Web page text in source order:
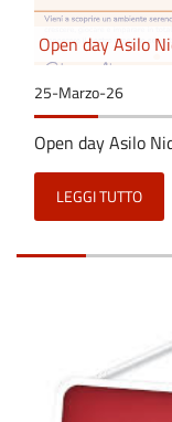
Open day Asilo
25-Marzo-26
Open day Asilo
LEGGI TUTTO